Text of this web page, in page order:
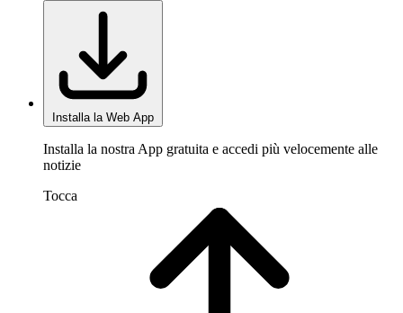
Installa la Web App
Installa la nostra App gratuita e accedi più velocemente alle
notizie
Tocca